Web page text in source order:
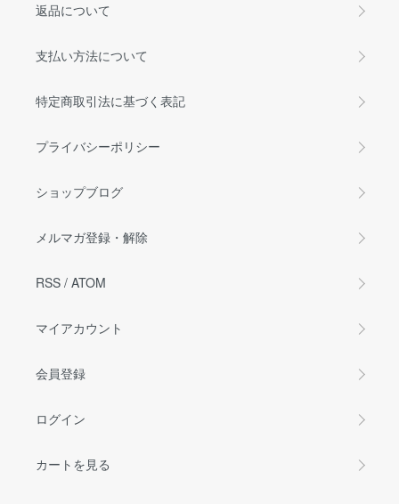
返品について
支払い方法について
特定商取引法に基づく表記
プライバシーポリシー
ショップブログ
メルマガ登録・解除
RSS / ATOM
マイアカウント
会員登録
ログイン
カートを見る